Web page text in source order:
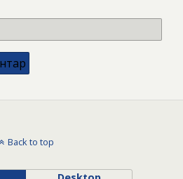
Back to top